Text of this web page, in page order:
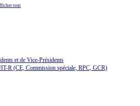
tout
et de Vice-Présidents
R (CE, Commission spéciale, RPC, GCR)